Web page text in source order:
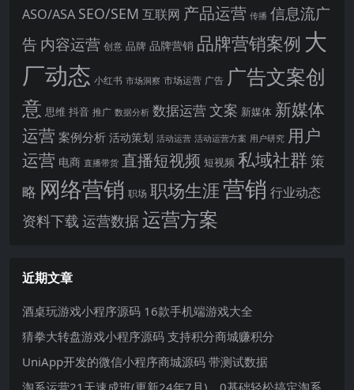
ASO/ASA SEO/SEM 互联网 产品运营 传播 信息流广
告 内容运营 创意 品牌 品牌营销 品牌营销案例 大
厂动态 小红书 市场洞察 市场运营 广告 广告文案创
意 思维 抖音 推广 数据分析 数据运营 文案 新媒体 新媒体
运营 案例分析 活动策划 活动运营 活动运营方案 用户研究 用户
运营 电商 直播带货 直播短视频 短视频 私域社群 策
略 网络营销 职场 职场生涯营销 行业动态
资料下载 运营数据运营方案
近期文章
酒桌玩游戏小程序源码 16款手机端游戏大全
猜拳大转盘游戏小程序源码 支持积分商城赚积分
UniApp开发的微信小程序商城源码 带测试数据
淘系运营21天速成班(更新24年7月)，0基础轻松搞定淘系